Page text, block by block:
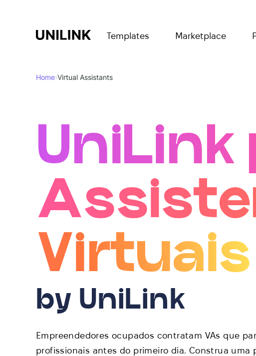
Templates Marketplace
Home›Virtual Assistants
UniLink
Virtuais
by UniLink
Empreendedores ocupados contratam VAs que
profissionais antes do primeiro dia. Construa uma